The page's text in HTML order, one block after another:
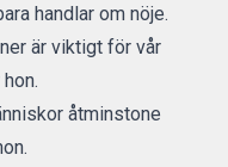
handlar om nöje.
är viktigt för vår
åtminstone